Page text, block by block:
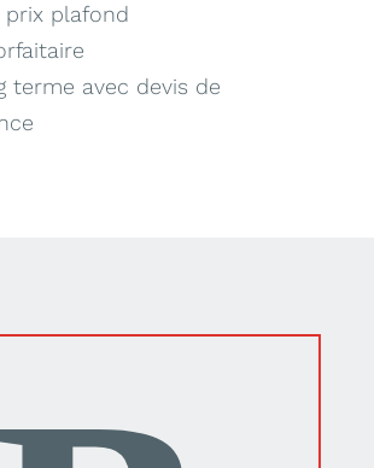
plafond
terme avec devis de